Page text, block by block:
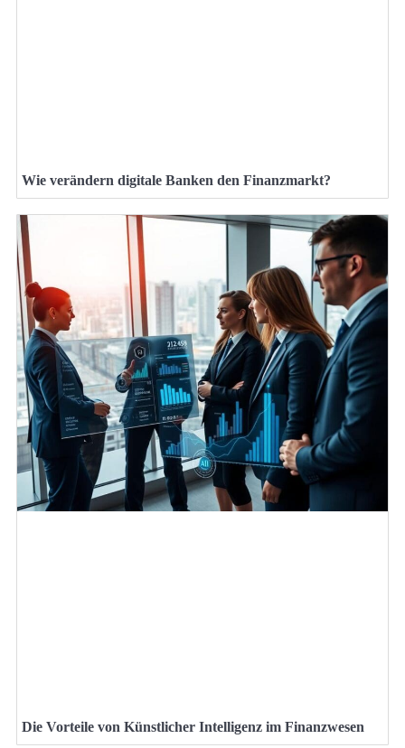
Wie verändern digitale Banken den Finanzmarkt?
Die Vorteile von Künstlicher Intelligenz im Finanzwesen